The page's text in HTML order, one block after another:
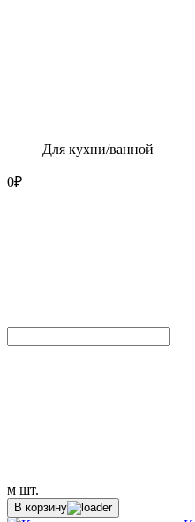
Для кухни/ванной
0₽
м шт.
В корзину